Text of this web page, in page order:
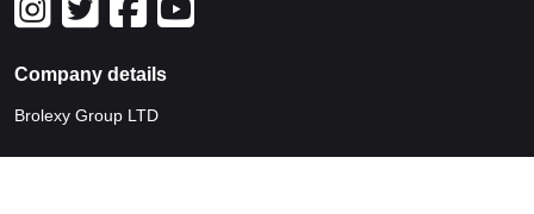
Company details
Brolexy Group LTD